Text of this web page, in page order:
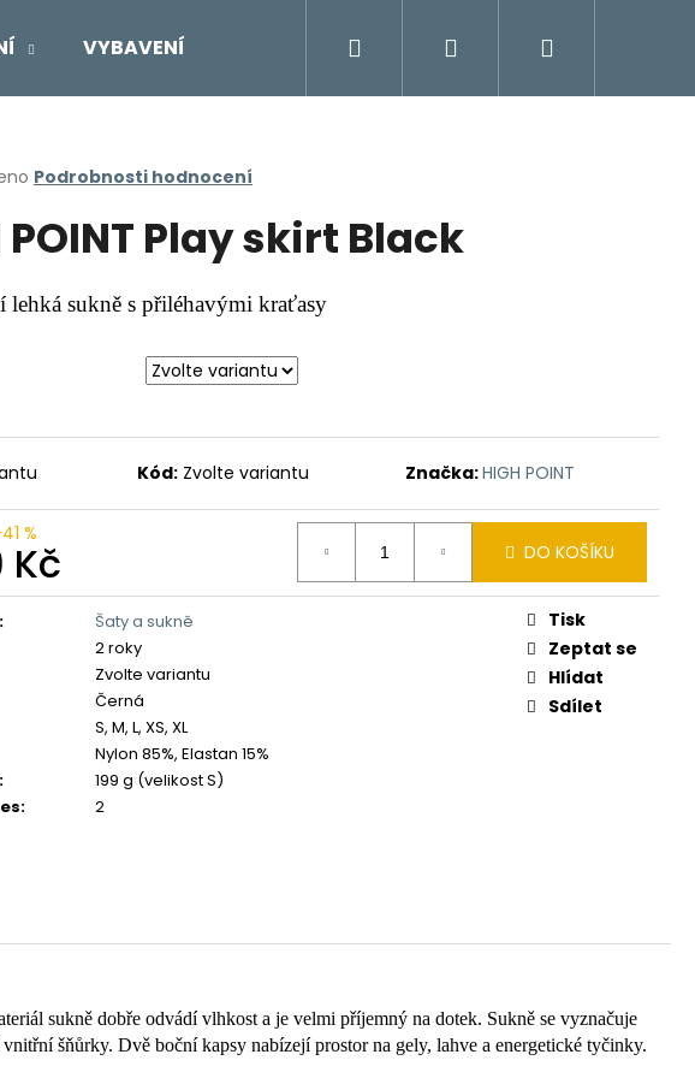
VYBAVENÍ Moje objednávka
Přihlášení
Podrobnosti hodnocení
POINT Play skirt Black
lehká sukně s přiléhavými kraťasy
Kód: Zvolte variantu Značka:HIGH POINT
%
Kč DO KOŠÍKU
:
Šaty a sukně
2 roky
Zvolte variantu
Černá
S, M, L, XS, XL
Nylon 85%, Elastan 15%
:
199 g (velikost S)
: 2
Tisk
Zeptat se
Hlídat
Sdílet
sukně dobře odvádí vlhkost a je velmi příjemný na dotek. Sukně se vyznačuje
šňůrky. Dvě boční kapsy nabízejí prostor na gely, lahve a energetické tyčinky.